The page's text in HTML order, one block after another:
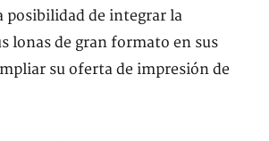
posibilidad de integrar la
lonas de gran formato en sus
su oferta de impresión de